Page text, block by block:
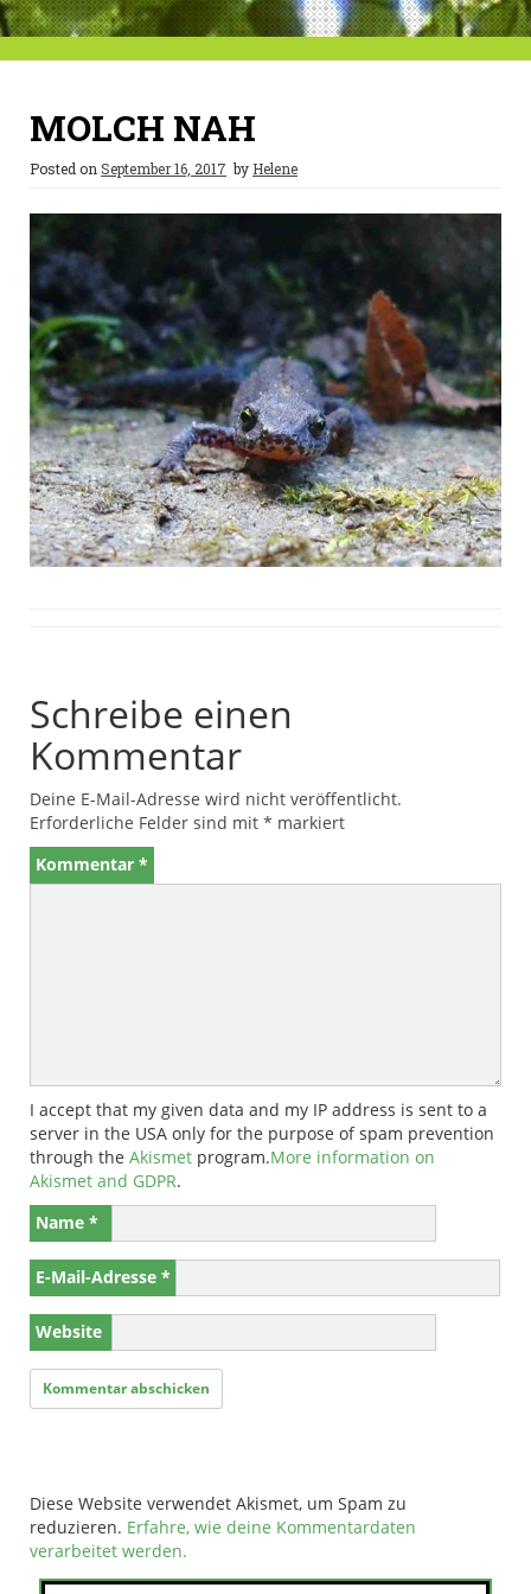
MOLCH NAH
Posted on September 16, 2017 by Helene
Schreibe einen
Kommentar
Deine E-Mail-Adresse wird nicht veröffentlicht.
Erforderliche Felder sind mit * markiert
Kommentar *
I accept that my given data and my IP address is sent to a
server in the USA only for the purpose of spam prevention
through the Akismet program.More information on
Akismet and GDPR.
Name *
E-Mail-Adresse *
Website
Diese Website verwendet Akismet, um Spam zu
reduzieren. Erfahre, wie deine Kommentardaten
verarbeitet werden.